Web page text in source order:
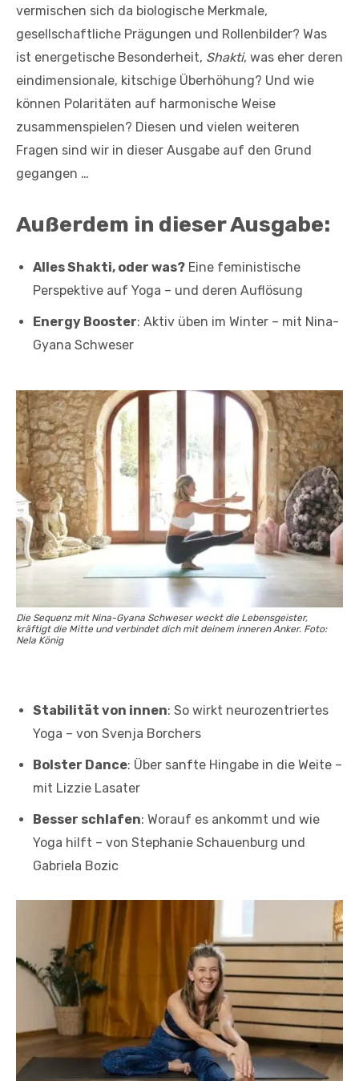
vermischen sich da biologische Merkmale,
gesellschaftliche Prägungen und Rollenbilder? Was
ist energetische Besonderheit, Shakti, was eher deren
eindimensionale, kitschige Überhöhung? Und wie
können Polaritäten auf harmonische Weise
zusammenspielen? Diesen und vielen weiteren
Fragen sind wir in dieser Ausgabe auf den Grund
gegangen …
Außerdem in dieser Ausgabe:
Alles Shakti, oder was? Eine feministische
Perspektive auf Yoga – und deren Auflösung
Energy Booster: Aktiv üben im Winter – mit Nina-
Gyana Schweser
Die Sequenz mit Nina-Gyana Schweser weckt die Lebensgeister,
kräftigt die Mitte und verbindet dich mit deinem inneren Anker. Foto:
Nela König
Stabilität von innen: So wirkt neurozentriertes
Yoga – von Svenja Borchers
Bolster Dance: Über sanfte Hingabe in die Weite –
mit Lizzie Lasater
Besser schlafen: Worauf es ankommt und wie
Yoga hilft – von Stephanie Schauenburg und
Gabriela Bozic